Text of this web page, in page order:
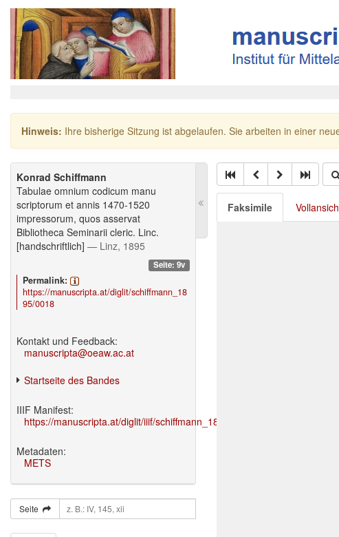
Hinweis: Ihre bisherige Sitzung ist abgelaufen. Sie arbeiten in einer
Konrad Schiffmann
Tabulae omnium codicum manu
scriptorum et annis 1470-1520
impressorum, quos asservat
Bibliotheca Seminarii cleric. Linc.
[handschriftlich] — Linz, 1895
Seite: 9v
Permalink:
https://manuscripta.at/diglit/schiffmann_18
95/0018
Kontakt und Feedback:
manuscripta@oeaw.ac.at
Startseite des Bandes
IIIF Manifest:
https://manuscripta.at/diglit/iiif/schiffmann_1895/manifest.json
Metadaten:
METS
Seite
Faksimile